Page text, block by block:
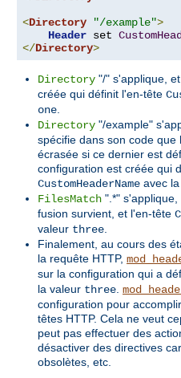
<Directory "/example">
Header set
</Directory>
Directory "/" s'applique,
créée qui définit l'en-tête
one
Directory "/example"
spécifie dans son code
écrasée si ce dernier est
configuration est créée qui
CustomHeaderName avec
FilesMatch ".*"
fusion survient, et l'en-tête
valeur three
Finalement, au cours des
la requête HTTP,
sur la configuration qui a
la valeur three
configuration pour
têtes HTTP. Cela ne veut
peut pas effectuer des
désactiver des directives
obsolètes, etc.